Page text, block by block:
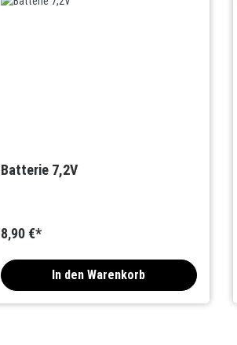
Batterie 7,2V
8,90 €*
In den Warenkorb